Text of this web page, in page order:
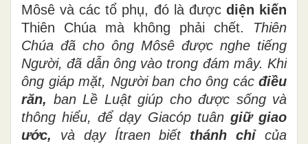
Môsê và các tổ phụ, đó là được diện kiến
Thiên Chúa mà không phải chết. Thiên
Chúa đã cho ông Môsê được nghe tiếng
Người, đã dẫn ông vào trong đám mây. Khi
ông giáp mặt, Người ban cho ông các điều
răn, ban Lề Luật giúp cho được sống và
thông hiểu, để dạy Giacóp tuân giữ giao
ước, và dạy Ítraen biết thánh chỉcủa